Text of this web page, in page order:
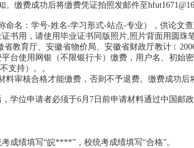
缴费成功后将缴费凭证拍照发邮件至
名：学号-姓名-学习形式-站点-专业），供论文
书用，请使用毕业证书同版照片,照片背面用圆珠
教育厅、安徽省物价局、安徽省财政厅教计
台使用网银（不限银行卡）缴费，用户名、初始
支持）。。
料审核合格才能缴费，否则不予退费。缴费成功后
学位申请者必须于6月7日前申请材料通过中国邮
成绩填写“皖****”，校统考成绩填写“合格”。